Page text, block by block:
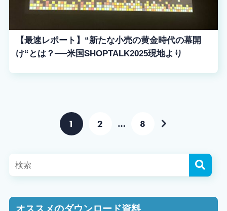
【最速レポート】“新たな小売の黄金時代の幕開
け“とは？──米国SHOPTALK2025現地より
1 2 … 8